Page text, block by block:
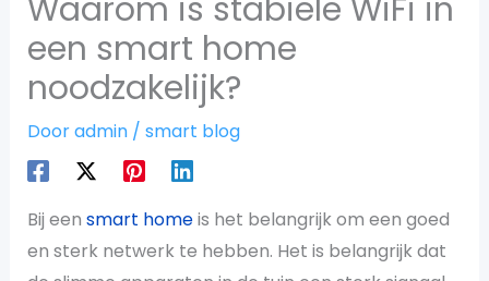
Waarom is stabiele WiFi in
een smart home
noodzakelijk?
Dooradmin / smart blog
Bij een smart homeis het belangrijk om een goed
en sterk netwerk te hebben. Het is belangrijk dat